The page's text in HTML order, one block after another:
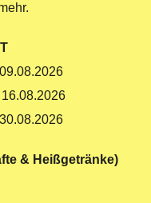
& Heißgetränke)